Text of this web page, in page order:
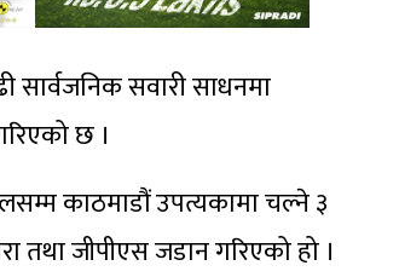
सार्वजनिक सवारी साधनमा
छ ।
काठमाडौं उपत्यकामा चल्ने ३
तथा जीपीएस जडान गरिएको हो ।